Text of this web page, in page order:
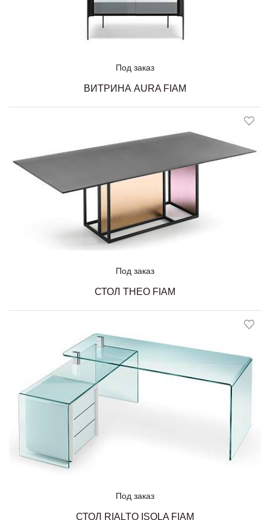
Под заказ
ВИТРИНА AURA FIAM
Под заказ
СТОЛ THEO FIAM
Под заказ
СТОЛ RIALTO ISOLA FIAM